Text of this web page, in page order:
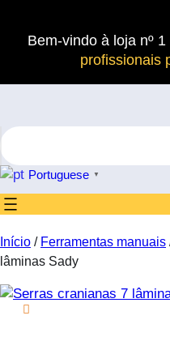
Bem-vindo à loja nº
profissionais
S
e
a
r
c
Portuguese ▼
Início / Ferramentas manuais
lâminas Sady